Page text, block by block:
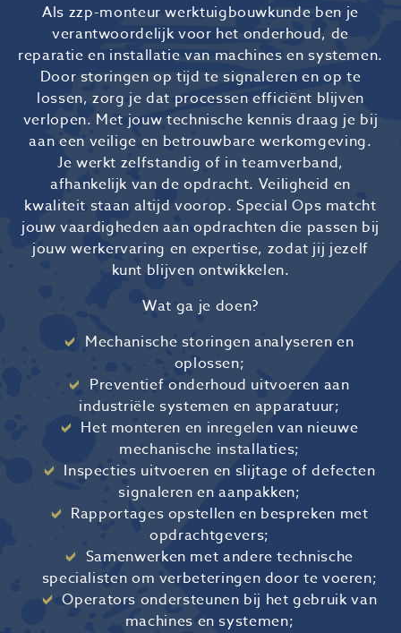
Als zzp-monteur werktuigbouwkunde ben je
verantwoordelijk voor het onderhoud, de
reparatie en installatie van machines en systemen.
Door storingen op tijd te signaleren en op te
lossen, zorg je dat processen efficiënt blijven
verlopen. Met jouw technische kennis draag je bij
aan een veilige en betrouwbare werkomgeving.
Je werkt zelfstandig of in teamverband,
afhankelijk van de opdracht. Veiligheid en
kwaliteit staan altijd voorop. Special Ops matcht
jouw vaardigheden aan opdrachten die passen bij
jouw werkervaring en expertise, zodat jij jezelf
kunt blijven ontwikkelen.
Wat ga je doen?
Mechanische storingen analyseren en
oplossen;
Preventief onderhoud uitvoeren aan
industriële systemen en apparatuur;
Het monteren en inregelen van nieuwe
mechanische installaties;
Inspecties uitvoeren en slijtage of defecten
signaleren en aanpakken;
Rapportages opstellen en bespreken met
opdrachtgevers;
Samenwerken met andere technische
specialisten om verbeteringen door te voeren;
Operators ondersteunen bij het gebruik van
machines en systemen;